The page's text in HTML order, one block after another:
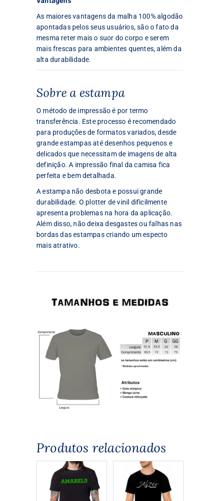
As maiores vantagens da malha 100% algodão
apontadas pelos seus usuários, são o fato da
mesma reter mais o suor do corpo e serem
mais frescas para ambientes quentes, além da
alta durabilidade.
Sobre a estampa
O método de impressão é por termo
transferência. Este processo é recomendado
para produções de formatos variados, desde
grande estampas até desenhos pequenos e
delicados que necessitam de imagens de alta
definição. A impressão final da camisa fica
perfeita e bem detalhada.
A estampa não desbota e possui grande
durabilidade. O plotter de vinil dificilmente
apresenta problemas na hora da aplicação.
Além disso, não deixa desgastes ou falhas nas
bordas das estampas criando um especto
mais atrativo.
Produtos relacionados